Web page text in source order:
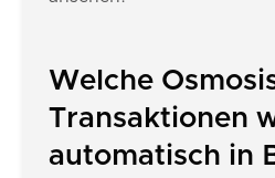
Welche
Transaktionen
automatisch in